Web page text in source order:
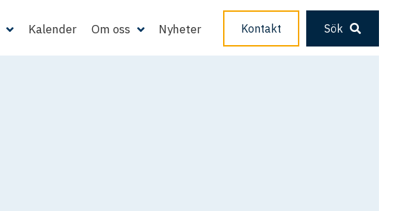
Kalender Om oss Nyheter Kontakt Sök